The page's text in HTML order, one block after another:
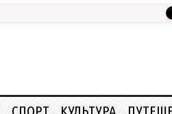
СПОРТ КУЛЬТУРА